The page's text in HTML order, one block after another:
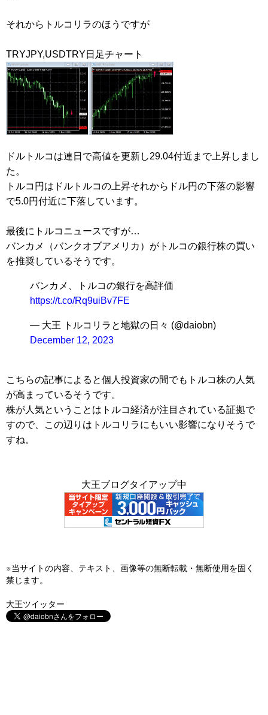
それからトルコリラのほうですが
TRYJPY,USDTRY日足チャート
ドルトルコは連日で高値を更新し29.04付近まで上昇しまし
た。
トルコ円はドルトルコの上昇それからドル円の下落の影響
で5.0円付近に下落しています。
最後にトルコニュースですが…
バンカメ（バンクオブアメリカ）がトルコの銀行株の買い
を推奨しているそうです。
バンカメ、トルコの銀行を高評価
https://t.co/Rq9uiBv7FE
— 大王 トルコリラと地獄の日々 (@daiobn)
December 12, 2023
こちらの記事によると個人投資家の間でもトルコ株の人気
が高まっているそうです。
株が人気ということはトルコ経済が注目されている証拠で
すので、この辺りはトルコリラにもいい影響になりそうで
すね。
大王ブログタイアップ中
※当サイトの内容、テキスト、画像等の無断転載・無断使用を固く
禁じます。
大王ツイッター